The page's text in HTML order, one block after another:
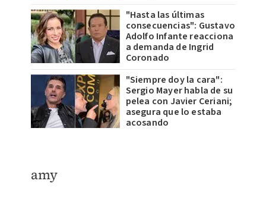
"Hasta las últimas
consecuencias": Gustavo
Adolfo Infante reacciona
a demanda de Ingrid
Coronado
"Siempre doy la cara":
Sergio Mayer habla de su
pelea con Javier Ceriani;
asegura que lo estaba
acosando
amy